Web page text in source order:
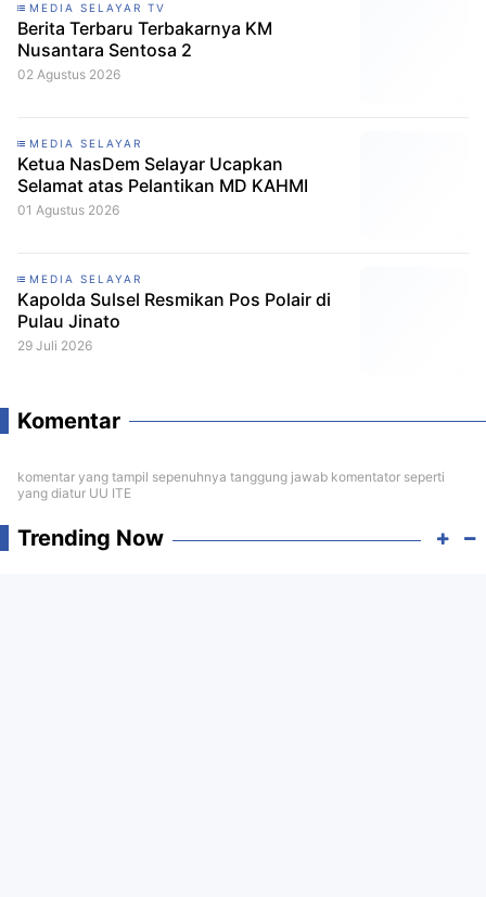
MEDIA SELAYAR TV
Berita Terbaru Terbakarnya KM
Nusantara Sentosa 2
02 Agustus 2026
MEDIA SELAYAR
Ketua NasDem Selayar Ucapkan
Selamat atas Pelantikan MD KAHMI
01 Agustus 2026
MEDIA SELAYAR
Kapolda Sulsel Resmikan Pos Polair di
Pulau Jinato
29 Juli 2026
Komentar
komentar yang tampil sepenuhnya tanggung jawab komentator seperti
yang diatur UU ITE
Trending Now